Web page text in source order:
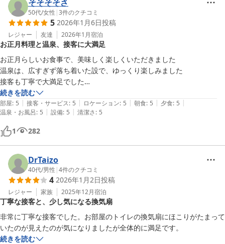
そそそそさ
50代/女性 |3件のクチコミ
5 2026年1月6日投稿
レジャー 友達 2026年1月宿泊
お正月料理と温泉、接客に大満足
お正月らしいお食事で、美味しく楽しくいただきました
温泉は、広すぎず落ち着いた設で、ゆっくり楽しみました
接客も丁寧で大満足でした
ありがとうございました
続きを読む
部屋: 5 | 接客・サービス: 5 | ロケーション: 5 | 朝食: 5 | 夕食: 5 |
温泉・お風呂: 5 | 設備: 5 | 清潔さ: 5
1 282
DrTaizo
40代/男性 |4件のクチコミ
4 2026年1月2日投稿
レジャー 家族 2025年12月宿泊
丁寧な接客と、少し気になる換気扇
非常に丁寧な接客でした。お部屋のトイレの換気扇にほこりがたまって
いたのが見えたのが気になりましたが全体的に満足です。
続きを読む